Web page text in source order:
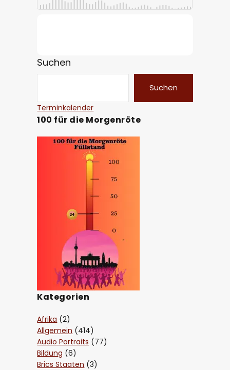
Suchen
Suchen
Terminkalender
100 für die Morgenröte
Kategorien
Afrika (2)
Allgemein (414)
Audio Portraits (77)
Bildung (6)
Brics Staaten (3)